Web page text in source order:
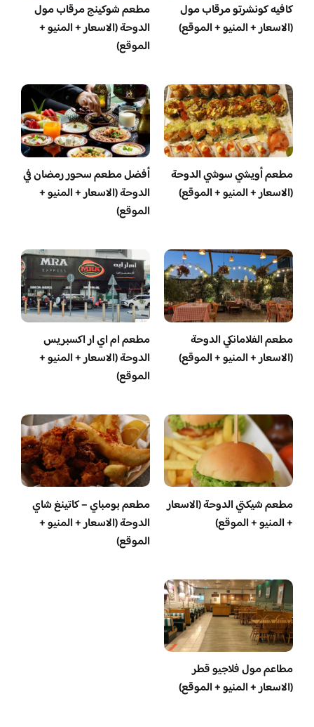
كافيه كونشرتو مرقاب مول
(الاسعار + المنيو + الموقع)
مطعم شوكينج مرقاب مول
الدوحة (الاسعار + المنيو +
الموقع)
مطعم أويشي سوشي الدوحة
(الاسعار + المنيو + الموقع)
أفضل مطعم سحور رمضان في
الدوحة (الاسعار + المنيو +
الموقع)
مطعم الفلامانكي الدوحة
(الاسعار + المنيو + الموقع)
مطعم ام اي ار اكسبريس
الدوحة (الاسعار + المنيو +
الموقع)
مطعم شيكتي الدوحة (الاسعار
+ المنيو + الموقع)
مطعم بومباي – كاتينغ شاي
الدوحة (الاسعار + المنيو +
الموقع)
مطاعم مول فلاجيو قطر
(الاسعار + المنيو + الموقع)